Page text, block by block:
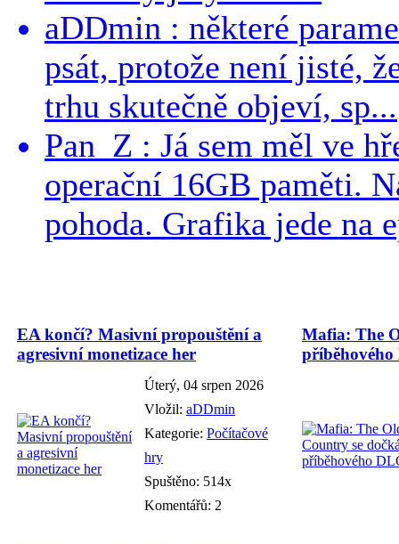
aDDmin : některé
psát, protože není jisté,
trhu skutečně objeví, sp...
Pan_Z : Já sem měl ve
operační 16GB paměti.
pohoda. Grafika jede na
EA končí? Masivní propouštění a
agresivní monetizace her
Úterý, 04 srpen 2026
Vložil: aDDmin
Kategorie: Počítačové
hry
Spuštěno: 514x
Komentářů: 2
Mafia: The